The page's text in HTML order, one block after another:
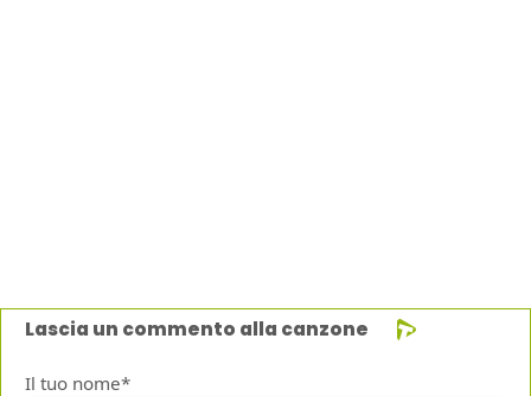
Lascia un commento alla canzone
Il tuo nome*